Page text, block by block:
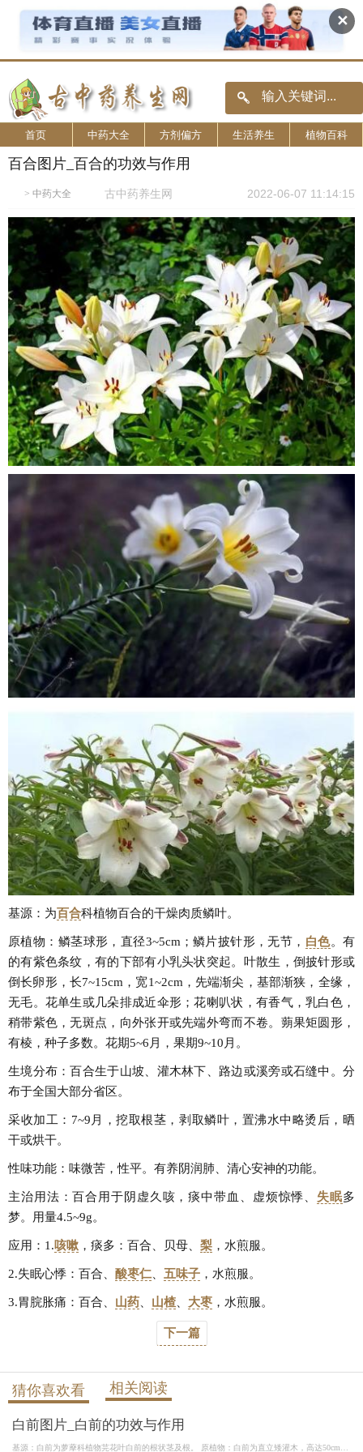
✕
首页 中药大全 方剂偏方 生活养生 植物百科
百合图片_百合的功效与作用
> 中药大全 古中药养生网 2022-06-07 11:14:15
基源：为百合科植物百合的干燥肉质鳞叶。
原植物：鳞茎球形，直径3~5cm；鳞片披针形，无节， 白色。有
的有紫色条纹，有的下部有小乳头状突起。叶散生，倒披针形或
倒长卵形，长7~15cm，宽1~2cm，先端渐尖，基部渐狭，全缘，
无毛。花单生或几朵排成近伞形；花喇叭状，有香气，乳白色，
稍带紫色，无斑点，向外张开或先端外弯而不卷。蒴果矩圆形，
有棱，种子多数。花期5~6月，果期9~10月。
生境分布：百合生于山坡、灌木林下、路边或溪旁或石缝中。分
布于全国大部分省区。
采收加工：7~9月，挖取根茎，剥取鳞叶，置沸水中略烫后，晒
干或烘干。
性味功能：味微苦，性平。有养阴润肺、清心安神的功能。
主治用法：百合用于阴虚久咳，痰中带血、虚烦惊悸、 失眠多
梦。用量4.5~9g。
应用：1.咳嗽 ，痰多：百合、贝母、 梨 ，水煎服。
2.失眠心悸：百合、 酸枣仁、 五味子 ，水煎服。
3.胃脘胀痛：百合、 山药、 山楂、 大枣 ，水煎服。
下一篇
猜你喜欢看 相关阅读
白前图片_白前的功效与作用
基源：白前为萝藦科植物芫花叶白前的根状茎及根。 原植物：白前为直立矮灌木，高达50cm；